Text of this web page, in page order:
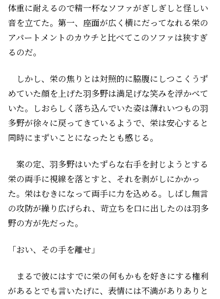
体重に耐えるので精一杯なソファがぎしぎしと怪しい
音を立てた。第一、座面が広く横にだってなれる栄の
アパートメントのカウチと比べてこのソファは狭すぎ
るのだ。
しかし、栄の焦りとは対照的に脇腹にしつこくうず
めていた顔を上げた羽多野は満足げな笑みを浮かべて
いた。しおらしく落ち込んでいた姿は薄れいつもの羽
多野が徐々に戻ってきているようで、栄は安心すると
同時にまずいことになったとも感じる。
案の定、羽多野はいたずらな右手を封じようとする
栄の両手に視線を落とすと、それを剥がしにかかっ
た。栄はむきになって両手に力を込める。しばし無言
の攻防が繰り広げられ、苛立ちを口に出したのは羽多
野の方が先だった。
「おい、その手を離せ」
まるで彼にはすでに栄の何もかもを好きにする権利
があるとでも言いたげに、表情には不満がありありと